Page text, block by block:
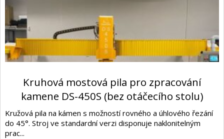
Kruhová mostová pila pro zpracování
kamene DS-450S (bez otáčecího stolu)
Kružová pila na kámen s možností rovného a úhlového řezání
do 45°. Stroj ve standardní verzi disponuje naklonitelným
prac...